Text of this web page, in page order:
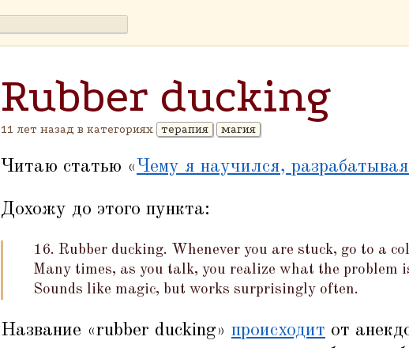
Rubber ducking
11 лет назад в категориях терапия магия
Читаю статью « Чему я научился,
Дохожу до этого пункта:
16. Rubber ducking. Whenever you are stuck, go to a
Many times, as you talk, you realize what the problem
Sounds like magic, but works surprisingly often.
Название «rubber ducking» происходит от